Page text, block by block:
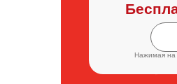
Нажимая на